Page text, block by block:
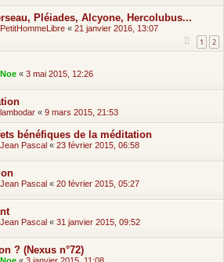
Pléiades, Alcyone, Hercolubus...
PetitHommeLibre « 21 janvier 2016, 13:07
1 2
Noe « 3 mai 2015, 12:26
lambodar « 9 mars 2015, 21:53
bénéfiques de la méditation
Jean Pascal « 23 février 2015, 06:58
Jean Pascal « 20 février 2015, 05:27
Jean Pascal « 31 janvier 2015, 09:52
? (Nexus n°72)